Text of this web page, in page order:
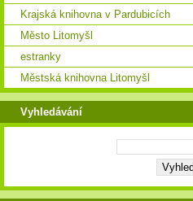
Krajská knihovna v Pardubicích
Město Litomyšl
estranky
Městská knihovna Litomyšl
Vyhledávání